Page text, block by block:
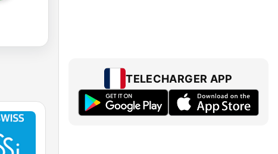
TELECHARGER APP